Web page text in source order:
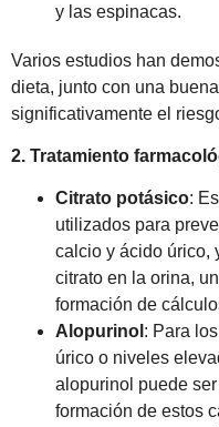
y las espinacas.
Varios estudios han
dieta, junto con una
significativamente el
2. Tratamiento
Citrato potásico:
utilizados para
calcio y ácido úrico,
citrato en la orina,
formación de
Alopurinol : Para
úrico o niveles
alopurinol puede
formación de estos